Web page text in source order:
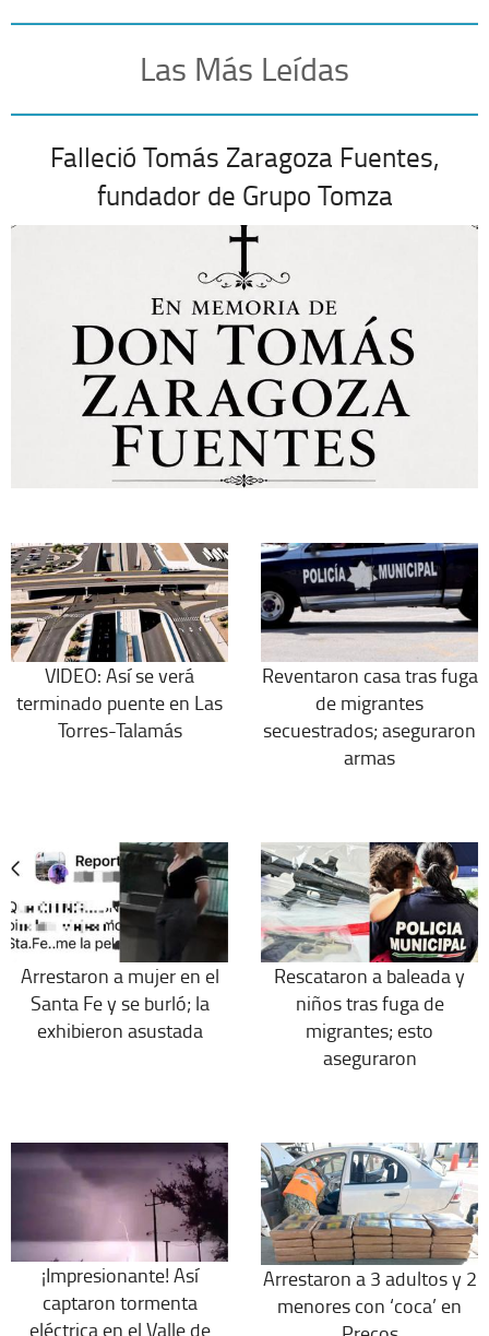
Las Más Leídas
Falleció Tomás Zaragoza Fuentes,
fundador de Grupo Tomza
VIDEO: Así se verá
terminado puente en Las
Torres-Talamás
Reventaron casa tras fuga
de migrantes
secuestrados; aseguraron
armas
Arrestaron a mujer en el
Santa Fe y se burló; la
exhibieron asustada
Rescataron a baleada y
niños tras fuga de
migrantes; esto
aseguraron
¡Impresionante! Así
captaron tormenta
eléctrica en el Valle de
Arrestaron a 3 adultos y 2
menores con ‘coca’ en